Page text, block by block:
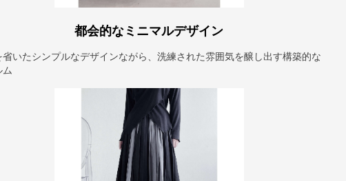
都会的なミニマルデザイン
省いたシンプルなデザインながら、洗練された雰囲気を醸し出す構築的な
ム